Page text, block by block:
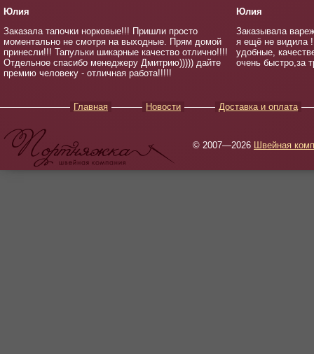
Юлия
Заказала тапочки норковые!!! Пришли просто
моментально не смотря на выходные. Прям домой
принесли!!! Тапульки шикарные качество отлично!!!!
Отдельное спасибо менеджеру Дмитрию))))) дайте
премию человеку - отличная работа!!!!!
Юлия
Заказывала
я ещё не видила
удобные,
очень быстро,за
Главная Новости Доставка и оплата
© 2007—2026 Швейная